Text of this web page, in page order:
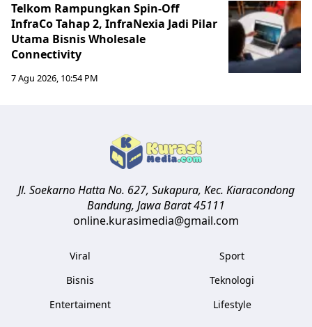
Telkom Rampungkan Spin-Off
InfraCo Tahap 2, InfraNexia Jadi Pilar
Utama Bisnis Wholesale
Connectivity
7 Agu 2026, 10:54 PM
Jl. Soekarno Hatta No. 627, Sukapura, Kec. Kiaracondong
Bandung, Jawa Barat45111
online.kurasimedia@gmail.com
Viral
Bisnis
Entertaiment
Sport
Teknologi
Lifestyle